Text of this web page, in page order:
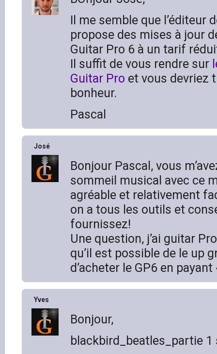
Il me semble que l’éditeur
propose des mises à jour
Guitar Pro 6 à un tarif
Il suffit de vous rendre sur
Guitar Pro et vous devriez
bonheur.
Pascal
José
Bonjour Pascal, vous
sommeil musical avec ce
agréable et relativement
on a tous les outils et
fournissez!
Une question, j’ai guitar
qu’il est possible de le up
d’acheter le GP6 en
Yves
Bonjour,
blackbird_beatles_partie 1